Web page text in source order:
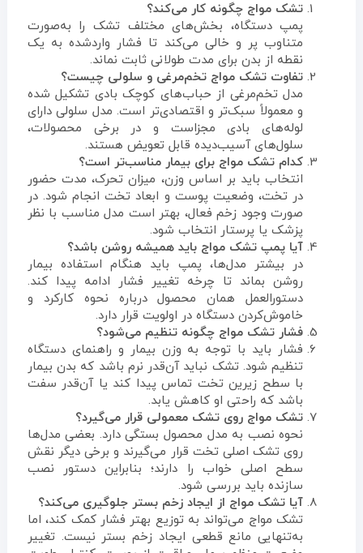
تشک مواج چگونه کار می‌کند؟
پمپ دستگاه، بخش‌های مختلف تشک را به‌صورت
متناوب پر و خالی می‌کند تا فشار واردشده به یک
نقطه از بدن برای مدت طولانی ثابت نماند.
تفاوت تشک مواج تخم‌مرغی و سلولی چیست؟
مدل تخم‌مرغی از حباب‌های کوچک بادی تشکیل شده
و معمولاً سبک‌تر و اقتصادی‌تر است. مدل سلولی دارای
لوله‌های بادی مجزاست و در برخی محصولات،
سلول‌های آسیب‌دیده قابل تعویض هستند.
کدام تشک مواج برای بیمار مناسب‌تر است؟
انتخاب باید بر اساس وزن، میزان تحرک، مدت حضور
در تخت، وضعیت پوست و ابعاد تخت انجام شود. در
صورت وجود زخم فعال، بهتر است مدل مناسب با نظر
پزشک یا پرستار انتخاب شود.
آیا پمپ تشک مواج باید همیشه روشن باشد؟
در بیشتر مدل‌ها، پمپ باید هنگام استفاده بیمار
روشن بماند تا چرخه تغییر فشار ادامه پیدا کند.
دستورالعمل همان محصول درباره نحوه کارکرد و
خاموش‌کردن دستگاه در اولویت قرار دارد.
فشار تشک مواج چگونه تنظیم می‌شود؟
فشار باید با توجه به وزن بیمار و راهنمای دستگاه
تنظیم شود. تشک نباید آن‌قدر نرم باشد که بدن بیمار
با سطح زیرین تخت تماس پیدا کند یا آن‌قدر سفت
باشد که راحتی او کاهش یابد.
تشک مواج روی تشک معمولی قرار می‌گیرد؟
نحوه نصب به مدل محصول بستگی دارد. بعضی مدل‌ها
روی تشک اصلی تخت قرار می‌گیرند و برخی دیگر نقش
سطح اصلی خواب را دارند؛ بنابراین دستور نصب
سازنده باید بررسی شود.
آیا تشک مواج از ایجاد زخم بستر جلوگیری می‌کند؟
تشک مواج می‌تواند به توزیع بهتر فشار کمک کند، اما
به‌تنهایی مانع قطعی ایجاد زخم بستر نیست. تغییر